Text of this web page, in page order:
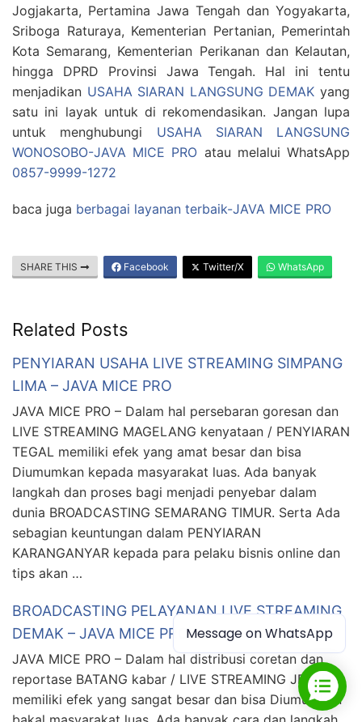
Jogjakarta, Pertamina Jawa Tengah dan Yogyakarta,
Sriboga Raturaya, Kementerian Pertanian, Pemerintah
Kota Semarang, Kementerian Perikanan dan Kelautan,
hingga DPRD Provinsi Jawa Tengah. Hal ini tentu
menjadikan USAHA SIARAN LANGSUNG DEMAK yang
satu ini layak untuk di rekomendasikan. Jangan lupa
untuk menghubungi USAHA SIARAN LANGSUNG
WONOSOBO-JAVA MICE PRO atau melalui WhatsApp
0857-9999-1272
baca juga berbagai layanan terbaik-JAVA MICE PRO
SHARE THIS Facebook Twitter/X WhatsApp
Related Posts
PENYIARAN USAHA LIVE STREAMING SIMPANG
LIMA – JAVA MICE PRO
JAVA MICE PRO – Dalam hal persebaran goresan dan
LIVE STREAMING MAGELANG kenyataan / PENYIARAN
TEGAL memiliki efek yang amat besar dan bisa
Diumumkan kepada masyarakat luas. Ada banyak
langkah dan proses bagi menjadi penyebar dalam
dunia BROADCASTING SEMARANG TIMUR. Serta Ada
sebagian keuntungan dalam PENYIARAN
KARANGANYAR kepada para pelaku bisnis online dan
tips akan …
BROADCASTING PELAYANAN LIVE STREAMING
DEMAK – JAVA MICE PRO
JAVA MICE PRO – Dalam hal distribusi coretan dan
reportase BATANG kabar / LIVE STREAMING JEPARA
memiliki efek yang sangat besar dan bisa Diumumkan
Message on WhatsApp